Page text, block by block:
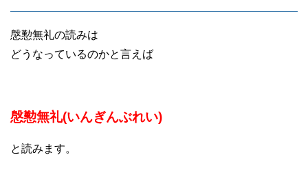
慇懃無礼の読みは
どうなっているのかと言えば
慇懃無礼(いんぎんぶれい)
と読みます。